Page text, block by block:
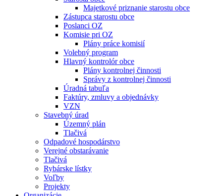
Majetkové priznanie starostu obce
Zástupca starostu obce
Poslanci OZ
Komisie pri OZ
Plány práce komisií
Volebný program
Hlavný kontrolór obce
Plány kontrolnej činnosti
Správy z kontrolnej činnosti
Úradná tabuľa
Faktúry, zmluvy a objednávky
VZN
Stavebný úrad
Územný plán
Tlačivá
Odpadové hospodárstvo
Verejné obstarávanie
Tlačivá
Rybárske lístky
Voľby
Projekty